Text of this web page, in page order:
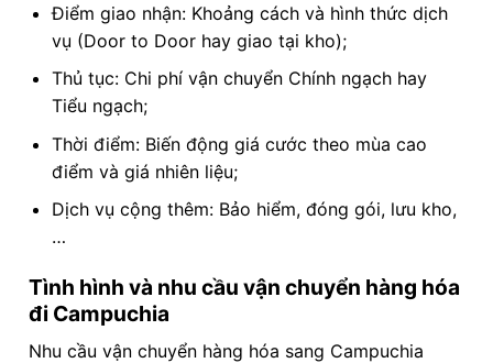
Điểm giao nhận: Khoảng cách và hình thức dịch
vụ (Door to Door hay giao tại kho);
Thủ tục: Chi phí vận chuyển Chính ngạch hay
Tiểu ngạch;
Thời điểm: Biến động giá cước theo mùa cao
điểm và giá nhiên liệu;
Dịch vụ cộng thêm: Bảo hiểm, đóng gói, lưu kho,
…
Tình hình và nhu cầu vận chuyển hàng hóa
đi Campuchia
Nhu cầu vận chuyển hàng hóa sang Campuchia